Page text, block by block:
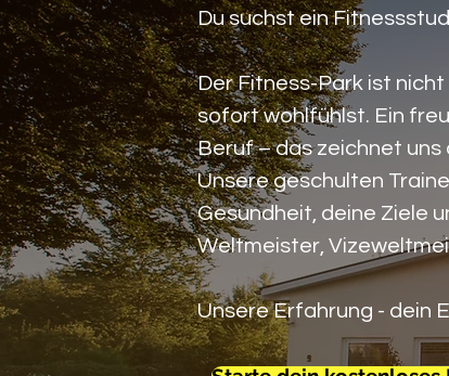
Du suchst ein
Der Fitness-Park ist
sofort wohlfühlst. Ein
Beruf – das zeichnet uns
Unsere geschulten
Gesundheit, deine Ziele
Weltmeister,
Unsere ​Erfahrung - dein